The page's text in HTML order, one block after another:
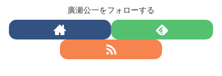
廣瀬公一をフォローする